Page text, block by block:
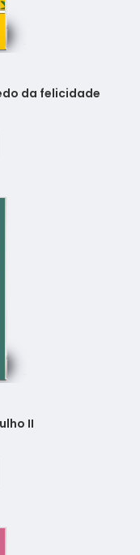
da felicidade
II